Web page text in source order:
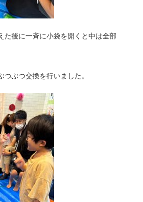
た後に一斉に小袋を開くと中は全部
つぶつ交換を行いました。